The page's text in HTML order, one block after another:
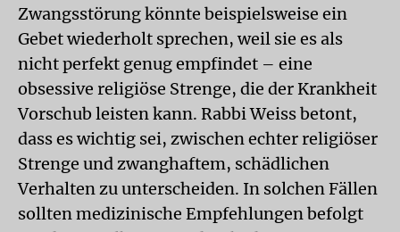
Zwangsstörung könnte beispielsweise ein
Gebet wiederholt sprechen, weil sie es als
nicht perfekt genug empfindet – eine
obsessive religiöse Strenge, die der Krankheit
Vorschub leisten kann. Rabbi Weiss betont,
dass es wichtig sei, zwischen echter religiöser
Strenge und zwanghaftem, schädlichen
Verhalten zu unterscheiden. In solchen Fällen
sollten medizinische Empfehlungen befolgt